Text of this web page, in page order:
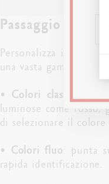
Passaggio 2:
Personalizza il
una vasta gamma di
• Colori classici
:
luminose come
di selezionare il
• Colori fluo : punta
rapida identificazione.